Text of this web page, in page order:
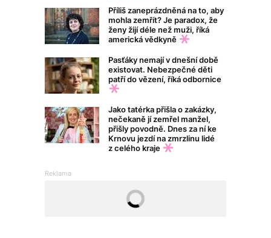
Příliš zaneprázdněná na to, aby
mohla zemřít? Je paradox, že
ženy žijí déle než muži, říká
americká vědkyně
Pasťáky nemají v dnešní době
existovat. Nebezpečné děti
patří do vězení, říká odbornice
Jako tatérka přišla o zakázky,
nečekaně jí zemřel manžel,
přišly povodně. Dnes za ní ke
Krnovu jezdí na zmrzlinu lidé
z celého kraje